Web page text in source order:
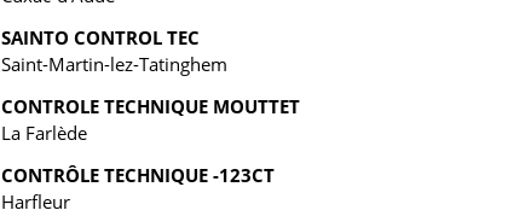
SAINTO CONTROL TEC
Saint-Martin-lez-Tatinghem
CONTROLE TECHNIQUE MOUTTET
La Farlède
CONTRÔLE TECHNIQUE -123CT
Harfleur